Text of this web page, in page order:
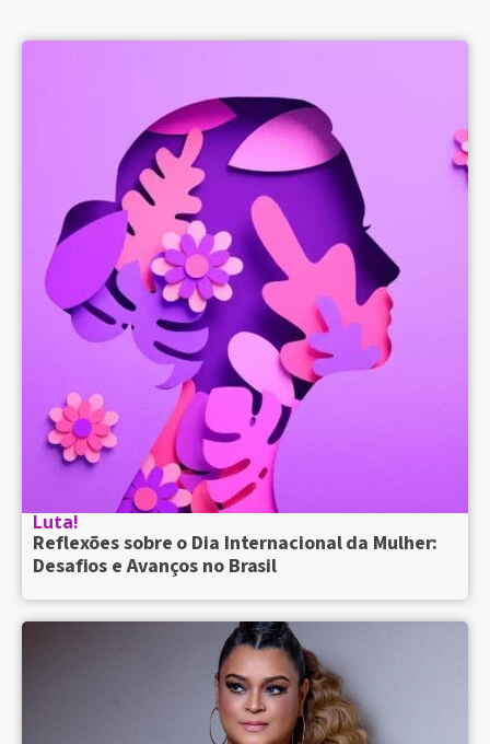
Luta!
Reflexões sobre o Dia Internacional da Mulher:
Desafios e Avanços no Brasil